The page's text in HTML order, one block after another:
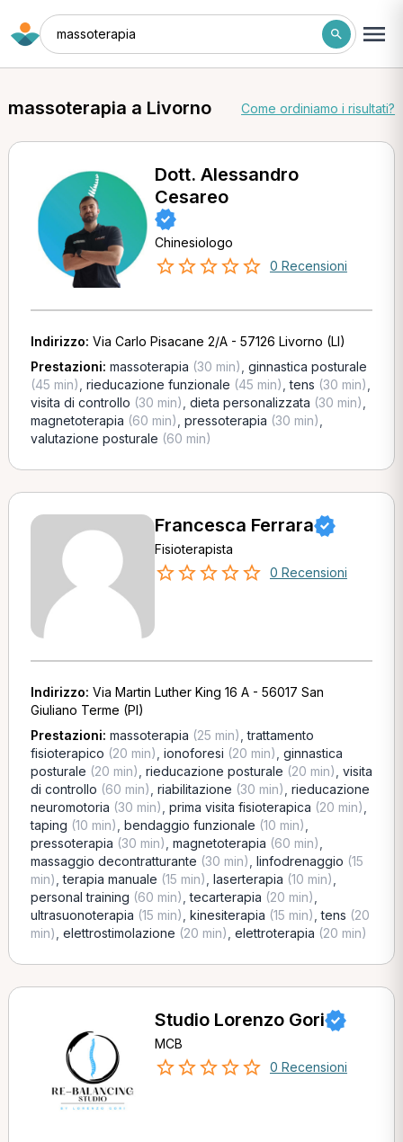
massoterapia
massoterapia a Livorno Come ordiniamo i risultati?
Dott. Alessandro
Cesareo
Chinesiologo
0 Recensioni
Indirizzo: Via Carlo Pisacane 2/A - 57126 Livorno (LI)
Prestazioni: massoterapia (30 min) ginnastica posturale
(45 min) rieducazione funzionale (45 min) ,tens (30 min)
visita di controllo (30 min) dieta personalizzata (30 min)
magnetoterapia (60 min) pressoterapia (30 min)
valutazione posturale (60 min)
Francesca Ferrara
Fisioterapista
0 Recensioni
Indirizzo: Via Martin Luther King 16 A - 56017 San
Giuliano Terme (PI)
Prestazioni: massoterapia (25 min) ,trattamento
fisioterapico (20 min) ionoforesi (20 min) ginnastica
posturale (20 min) rieducazione posturale (20 min) visita
di controllo (60 min) riabilitazione (30 min) rieducazione
neuromotoria (30 min) prima visita fisioterapica (20 min)
taping (10 min) bendaggio funzionale (10 min)
pressoterapia (30 min) magnetoterapia (60 min)
massaggio decontratturante (30 min) linfodrenaggio (15
min) ,terapia manuale (15 min) laserterapia (10 min)
personal training (60 min) ,tecarterapia (20 min)
ultrasuonoterapia (15 min) kinesiterapia (15 min) ,tens (20
min) elettrostimolazione (20 min) elettroterapia (20 min)
Studio Lorenzo Gori
MCB
0 Recensioni